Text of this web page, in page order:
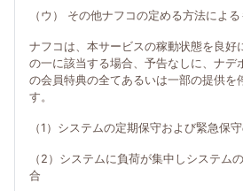
（ウ） その他ナフコの定める方法による
ナフコは、本サービスの稼動状態を良好
の一に該当する場合、予告なしに、ナデ
の会員特典の全てあるいは一部の提供を
す。
（1）システムの定期保守および緊急保
（2）システムに負荷が集中しシステム
合